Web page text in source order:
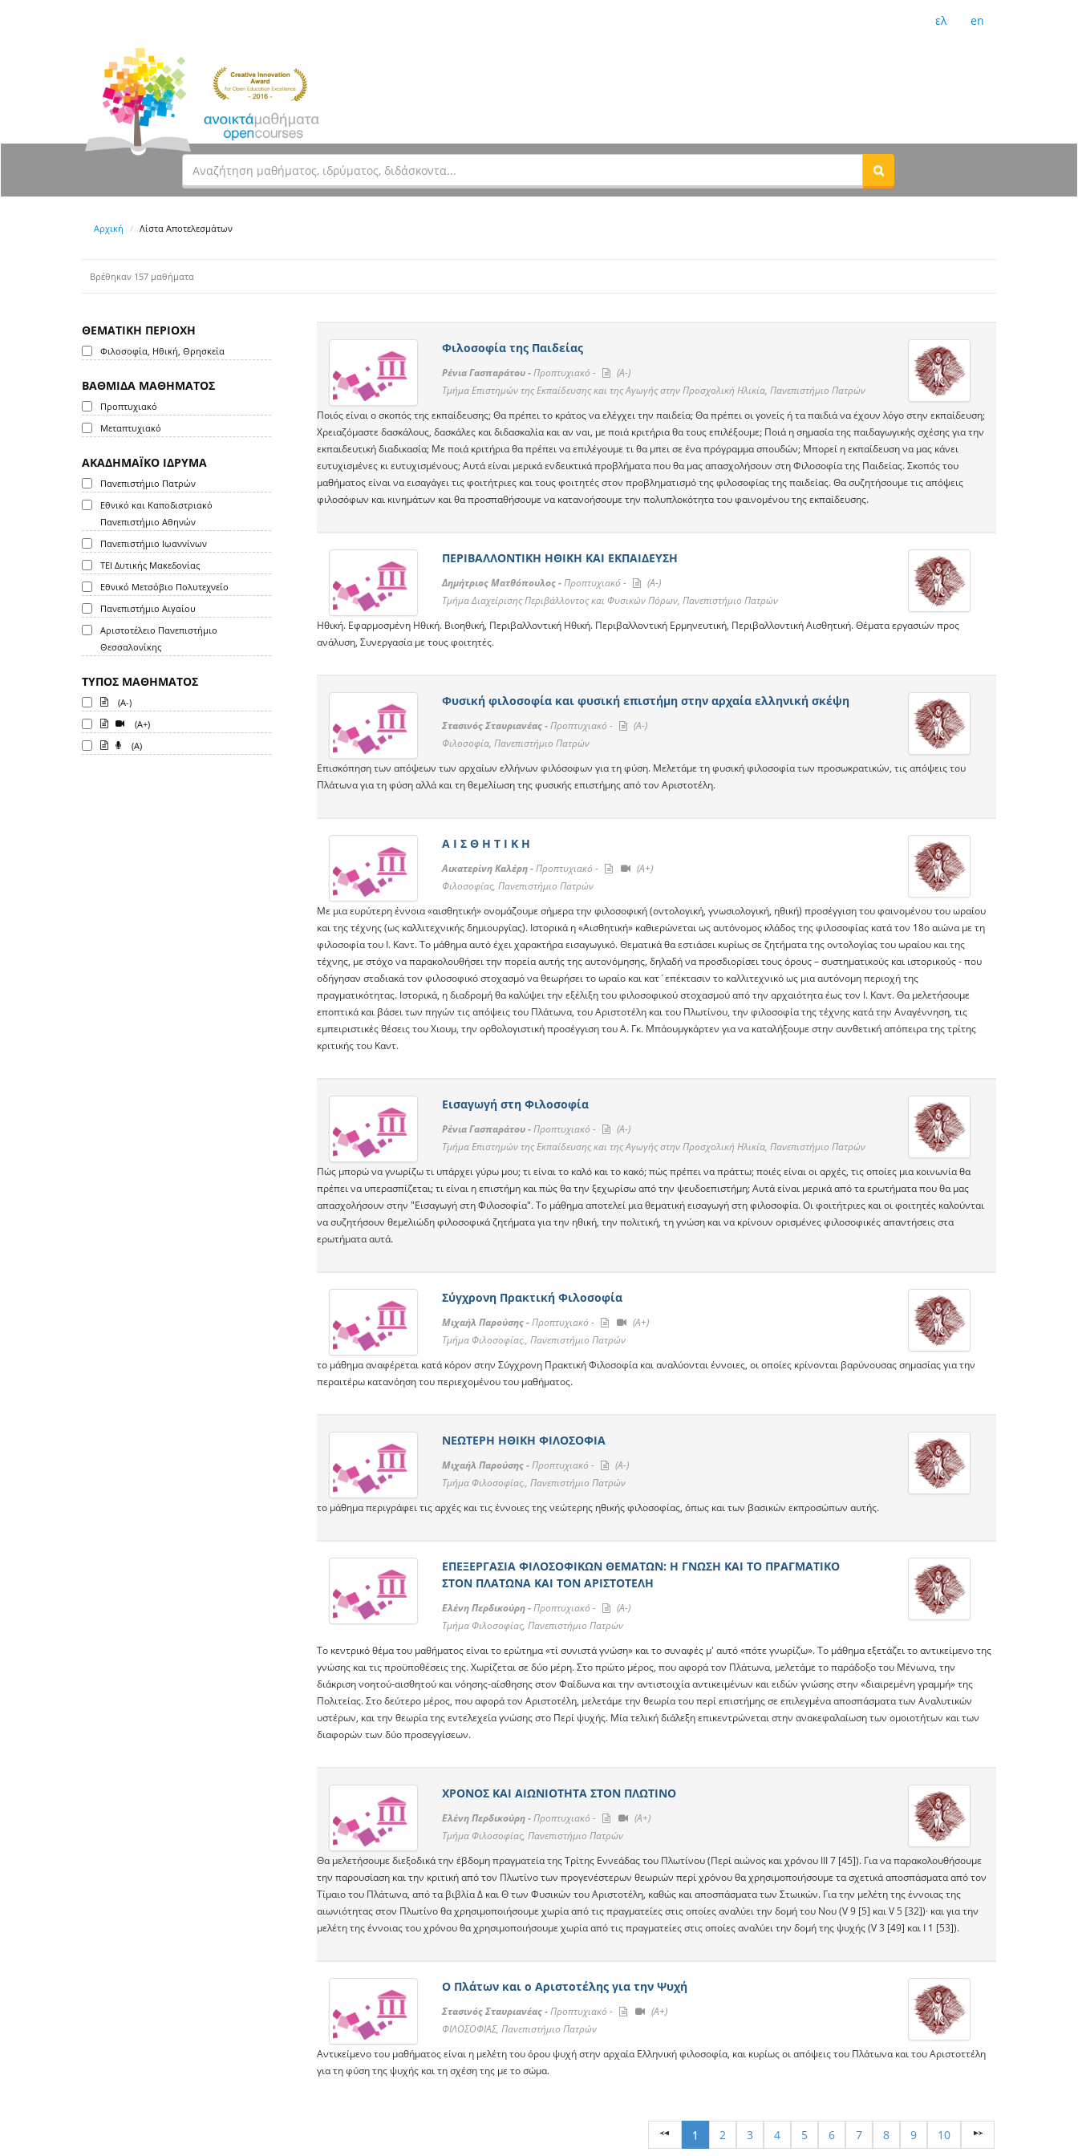
ελ en
Αρχική Λίστα Αποτελεσμάτων
Βρέθηκαν 157 μαθήματα
ΘΕΜΑΤΙΚΗ ΠΕΡΙΟΧΗ
Φιλοσοφία, Ηθική, Θρησκεία
ΒΑΘΜΙΔΑ ΜΑΘΗΜΑΤΟΣ
Προπτυχιακό
Μεταπτυχιακό
ΑΚΑΔΗΜΑΪΚΟ ΙΔΡΥΜΑ
Πανεπιστήμιο Πατρών
Εθνικό και Καποδιστριακό
Πανεπιστήμιο Αθηνών
Πανεπιστήμιο Ιωαννίνων
ΤΕΙ Δυτικής Μακεδονίας
Εθνικό Μετσόβιο Πολυτεχνείο
Πανεπιστήμιο Αιγαίου
Αριστοτέλειο Πανεπιστήμιο
Θεσσαλονίκης
ΤΥΠΟΣ ΜΑΘΗΜΑΤΟΣ
(A-)
(A+)
(A)
Φιλοσοφία της Παιδείας
Ρένια Γασπαράτου -Προπτυχιακό -
(A-)
Τμήμα Επιστημών της Εκπαίδευσης και της Αγωγής στην Προσχολική Ηλικία, Πανεπιστήμιο Πατρών
Ποιός είναι ο σκοπός της εκπαίδευσης; Θα πρέπει το κράτος να ελέγχει την παιδεία; Θα πρέπει οι γονείς ή τα παιδιά να έχουν λόγο στην εκπαίδευση;
Χρειαζόμαστε δασκάλους, δασκάλες και διδασκαλία και αν ναι, με ποιά κριτήρια θα τους επιλέξουμε; Ποιά η σημασία της παιδαγωγικής σχέσης για την
εκπαιδευτική διαδικασία; Με ποιά κριτήρια θα πρέπει να επιλέγουμε τι θα μπει σε ένα πρόγραμμα σπουδών; Μπορεί η εκπαίδευση να μας κάνει
ευτυχισμένες κι ευτυχισμένους; Αυτά είναι μερικά ενδεικτικά προβλήματα που θα μας απασχολήσουν στη Φιλοσοφία της Παιδείας. Σκοπός του
μαθήματος είναι να εισαγάγει τις φοιτήτριες και τους φοιτητές στον προβληματισμό της φιλοσοφίας της παιδείας. Θα συζητήσουμε τις απόψεις
φιλοσόφων και κινημάτων και θα προσπαθήσουμε να κατανοήσουμε την πολυπλοκότητα του φαινομένου της εκπαίδευσης.
ΠΕΡΙΒΑΛΛΟΝΤΙΚΗ ΗΘΙΚΗ ΚΑΙ ΕΚΠΑΙΔΕΥΣΗ
Δημήτριος Ματθόπουλος -Προπτυχιακό -
(A-)
Τμήμα Διαχείρισης Περιβάλλοντος και Φυσικών Πόρων, Πανεπιστήμιο Πατρών
Ηθική. Εφαρμοσμένη Ηθική. Βιοηθική, Περιβαλλοντική Ηθική. Περιβαλλοντική Ερμηνευτική, Περιβαλλοντική Αισθητική. Θέματα εργασιών προς
ανάλυση, Συνεργασία με τους φοιτητές.
Φυσική φιλοσοφία και φυσική επιστήμη στην αρχαία ελληνική σκέψη
Στασινός Σταυριανέας -Προπτυχιακό -
(A-)
Φιλοσοφία, Πανεπιστήμιο Πατρών
Επισκόπηση των απόψεων των αρχαίων ελλήνων φιλόσοφων για τη φύση. Μελετάμε τη φυσική φιλοσοφία των προσωκρατικών, τις απόψεις του
Πλάτωνα για τη φύση αλλά και τη θεμελίωση της φυσικής επιστήμης από τον Αριστοτέλη.
Α Ι Σ Θ Η Τ Ι Κ Η
Αικατερίνη Καλέρη -Προπτυχιακό -
(A+)
Φιλοσοφίας, Πανεπιστήμιο Πατρών
Με μια ευρύτερη έννοια «αισθητική» ονομάζουμε σήμερα την φιλοσοφική (οντολογική, γνωσιολογική, ηθική) προσέγγιση του φαινομένου του ωραίου
και της τέχνης (ως καλλιτεχνικής δημιουργίας). Ιστορικά η «Αισθητική» καθιερώνεται ως αυτόνομος κλάδος της φιλοσοφίας κατά τον 18ο αιώνα με τη
φιλοσοφία του Ι. Καντ. Το μάθημα αυτό έχει χαρακτήρα εισαγωγικό. Θεματικά θα εστιάσει κυρίως σε ζητήματα της οντολογίας του ωραίου και της
τέχνης, με στόχο να παρακολουθήσει την πορεία αυτής της αυτονόμησης, δηλαδή να προσδιορίσει τους όρους – συστηματικούς και ιστορικούς - που
οδήγησαν σταδιακά τον φιλοσοφικό στοχασμό να θεωρήσει το ωραίο και κατ΄επέκτασιν το καλλιτεχνικό ως μια αυτόνομη περιοχή της
πραγματικότητας. Ιστορικά, η διαδρομή θα καλύψει την εξέλιξη του φιλοσοφικού στοχασμού από την αρχαιότητα έως τον Ι. Καντ. Θα μελετήσουμε
εποπτικά και βάσει των πηγών τις απόψεις του Πλάτωνα, του Αριστοτέλη και του Πλωτίνου, την φιλοσοφία της τέχνης κατά την Αναγέννηση, τις
εμπειριστικές θέσεις του Χιουμ, την ορθολογιστική προσέγγιση του Α. Γκ. Μπάουμγκάρτεν για να καταλήξουμε στην συνθετική απόπειρα της τρίτης
κριτικής του Καντ.
Εισαγωγή στη Φιλοσοφία
Ρένια Γασπαράτου -Προπτυχιακό -
(A-)
Τμήμα Επιστημών της Εκπαίδευσης και της Αγωγής στην Προσχολική Ηλικία, Πανεπιστήμιο Πατρών
Πώς μπορώ να γνωρίζω τι υπάρχει γύρω μου; τι είναι το καλό και το κακό; πώς πρέπει να πράττω; ποιές είναι οι αρχές, τις οποίες μια κοινωνία θα
πρέπει να υπερασπίζεται; τι είναι η επιστήμη και πώς θα την ξεχωρίσω από την ψευδοεπιστήμη; Αυτά είναι μερικά από τα ερωτήματα που θα μας
απασχολήσουν στην "Εισαγωγή στη Φιλοσοφία". Το μάθημα αποτελεί μια θεματική εισαγωγή στη φιλοσοφία. Οι φοιτήτριες και οι φοιτητές καλούνται
να συζητήσουν θεμελιώδη φιλοσοφικά ζητήματα για την ηθική, την πολιτική, τη γνώση και να κρίνουν ορισμένες φιλοσοφικές απαντήσεις στα
ερωτήματα αυτά.
Σύγχρονη Πρακτική Φιλοσοφία
Μιχαήλ Παρούσης -Προπτυχιακό -
(A+)
Τμήμα Φιλοσοφίας., Πανεπιστήμιο Πατρών
το μάθημα αναφέρεται κατά κόρον στην Σύγχρονη Πρακτική Φιλοσοφία και αναλύονται έννοιες, οι οποίες κρίνονται βαρύνουσας σημασίας για την
περαιτέρω κατανόηση του περιεχομένου του μαθήματος.
ΝΕΩΤΕΡΗ ΗΘΙΚΗ ΦΙΛΟΣΟΦΙΑ
Μιχαήλ Παρούσης -Προπτυχιακό -
(A-)
Τμήμα Φιλοσοφίας., Πανεπιστήμιο Πατρών
το μάθημα περιγράφει τις αρχές και τις έννοιες της νεώτερης ηθικής φιλοσοφίας, όπως και των βασικών εκπροσώπων αυτής.
ΕΠΕΞΕΡΓΑΣΙΑ ΦΙΛΟΣΟΦΙΚΩΝ ΘΕΜΑΤΩΝ: Η ΓΝΩΣΗ ΚΑΙ ΤΟ ΠΡΑΓΜΑΤΙΚΟ
ΣΤΟΝ ΠΛΑΤΩΝΑ ΚΑΙ ΤΟΝ ΑΡΙΣΤΟΤΕΛΗ
Ελένη Περδικούρη -Προπτυχιακό -
(A-)
Τμήμα Φιλοσοφίας, Πανεπιστήμιο Πατρών
Το κεντρικό θέμα του μαθήματος είναι το ερώτημα «τί συνιστά γνώση» και το συναφές μ' αυτό «πότε γνωρίζω». Το μάθημα εξετάζει το αντικείμενο της
γνώσης και τις προϋποθέσεις της. Χωρίζεται σε δύο μέρη. Στο πρώτο μέρος, που αφορά τον Πλάτωνα, μελετάμε το παράδοξο του Μένωνα, την
διάκριση νοητού-αισθητού και νόησης-αίσθησης στον Φαίδωνα και την αντιστοιχία αντικειμένων και ειδών γνώσης στην «διαιρεμένη γραμμή» της
Πολιτείας. Στο δεύτερο μέρος, που αφορά τον Αριστοτέλη, μελετάμε την θεωρία του περί επιστήμης σε επιλεγμένα αποσπάσματα των Αναλυτικών
υστέρων, και την θεωρία της εντελεχεία γνώσης στο Περί ψυχής. Μία τελική διάλεξη επικεντρώνεται στην ανακεφαλαίωση των ομοιοτήτων και των
διαφορών των δύο προσεγγίσεων.
ΧΡΟΝΟΣ ΚΑΙ ΑΙΩΝΙΟΤΗΤΑ ΣΤΟΝ ΠΛΩΤΙΝΟ
Ελένη Περδικούρη -Προπτυχιακό -
(A+)
Τμήμα Φιλοσοφίας, Πανεπιστήμιο Πατρών
Θα μελετήσουμε διεξοδικά την έβδομη πραγματεία της Τρίτης Εννεάδας του Πλωτίνου (Περί αιώνος και χρόνου ΙΙΙ 7 [45]). Για να παρακολουθήσουμε
την παρουσίαση και την κριτική από τον Πλωτίνο των προγενέστερων θεωριών περί χρόνου θα χρησιμοποιήσουμε τα σχετικά αποσπάσματα από τον
Τίμαιο του Πλάτωνα, από τα βιβλία Δ και Θ των Φυσικών του Αριστοτέλη, καθώς και αποσπάσματα των Στωικών. Για την μελέτη της έννοιας της
αιωνιότητας στον Πλωτίνο θα χρησιμοποιήσουμε χωρία από τις πραγματείες στις οποίες αναλύει την δομή του Νου (V 9 [5] και V 5 [32])· και για την
μελέτη της έννοιας του χρόνου θα χρησιμοποιήσουμε χωρία από τις πραγματείες στις οποίες αναλύει την δομή της ψυχής (V 3 [49] και Ι 1 [53]).
O Πλάτων και ο Αριστοτέλης για την Ψυχή
Στασινός Σταυριανέας -Προπτυχιακό -
(A+)
ΦΙΛΟΣΟΦΙΑΣ, Πανεπιστήμιο Πατρών
Αντικείμενο του μαθήματος είναι η μελέτη του όρου ψυχή στην αρχαία Ελληνική φιλοσοφία, και κυρίως οι απόψεις του Πλάτωνα και του Αριστοττέλη
για τη φύση της ψυχής και τη σχέση της με το σώμα.
1 2 3 4 5 6 7 8 9 10